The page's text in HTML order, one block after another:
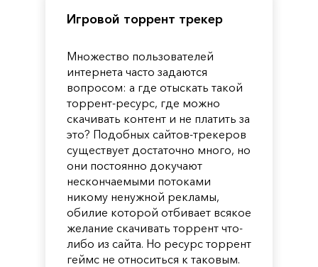
Игровой торрент трекер
Множество пользователей
интернета часто задаются
вопросом: а где отыскать такой
торрент-ресурс, где можно
скачивать контент и не платить за
это? Подобных сайтов-трекеров
существует достаточно много, но
они постоянно докучают
нескончаемыми потоками
никому ненужной рекламы,
обилие которой отбивает всякое
желание скачивать торрент что-
либо из сайта. Но ресурс торрент
геймс не относиться к таковым.